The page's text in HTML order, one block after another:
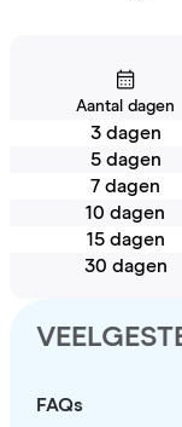
Aantal dagen
3 dagen
5 dagen
7 dagen
10 dagen
15 dagen
30 dagen
FAQs